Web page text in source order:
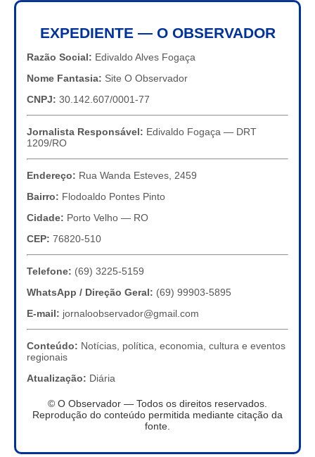
EXPEDIENTE — O OBSERVADOR
Razão Social: Edivaldo Alves Fogaça
Nome Fantasia: Site O Observador
CNPJ: 30.142.607/0001-77
Jornalista Responsável: Edivaldo Fogaça — DRT
1209/RO
Endereço: Rua Wanda Esteves, 2459
Bairro: Flodoaldo Pontes Pinto
Cidade: Porto Velho — RO
CEP: 76820-510
Telefone: (69) 3225-5159
WhatsApp / Direção Geral: (69) 99903-5895
E-mail: jornaloobservador@gmail.com
Conteúdo: Notícias, política, economia, cultura e eventos
regionais
Atualização: Diária
© O Observador — Todos os direitos reservados.
Reprodução do conteúdo permitida mediante citação da
fonte.